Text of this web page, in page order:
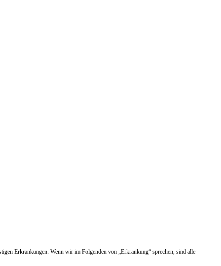
Erkrankungen. Wenn wir im Folgenden von „Erkrankung“ sprechen, sind alle